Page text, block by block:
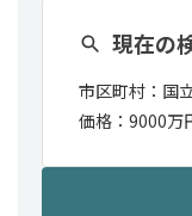
現在の
市区町村： 国
価格： 9000万